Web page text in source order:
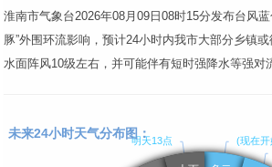
淮南市气象台2026年08月09日08时15分发布台风
豚”外围环流影响，预计24小时内我市大部分乡镇
水面阵风10级左右，并可能伴有短时强降水等强对